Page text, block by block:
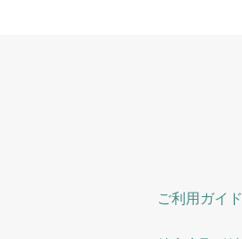
ご利用ガイド